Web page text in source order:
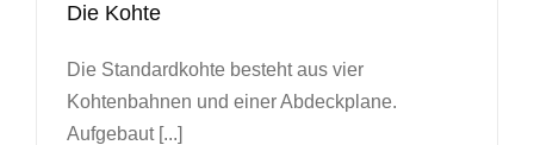
Die Kohte
Die Standardkohte besteht aus vier
Kohtenbahnen und einer Abdeckplane.
Aufgebaut [...]